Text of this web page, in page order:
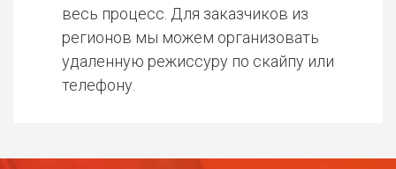
весь процесс. Для заказчиков из
регионов мы можем организовать
удаленную режиссуру по скайпу или
телефону.